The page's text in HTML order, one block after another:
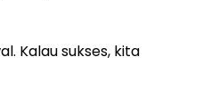
Kalau sukses, kita